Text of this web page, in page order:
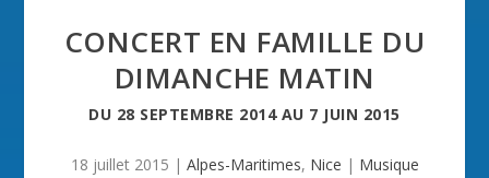
CONCERT EN FAMILLE DU
DIMANCHE MATIN
DU 28 SEPTEMBRE 2014AU 7 JUIN 2015
18 juillet 2015 | Alpes-Maritimes, Nice | Musique